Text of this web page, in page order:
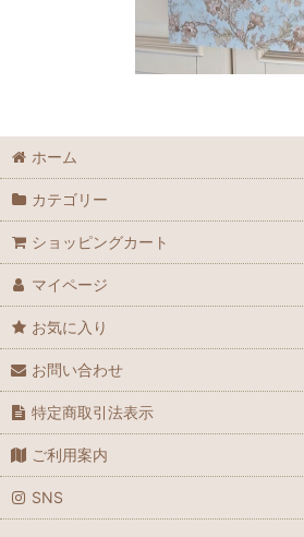
ホーム
カテゴリー
ショッピングカート
マイページ
お気に入り
お問い合わせ
特定商取引法表示
ご利用案内
SNS